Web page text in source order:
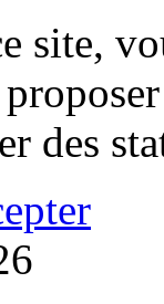
site,
des